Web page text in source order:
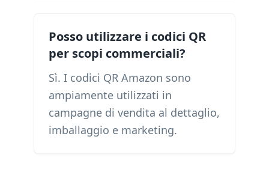
Posso utilizzare i codici QR
per scopi commerciali?
Sì. I codici QR Amazon sono
ampiamente utilizzati in
campagne di vendita al dettaglio,
imballaggio e marketing.